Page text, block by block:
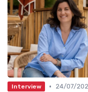
Interview •
24/07/